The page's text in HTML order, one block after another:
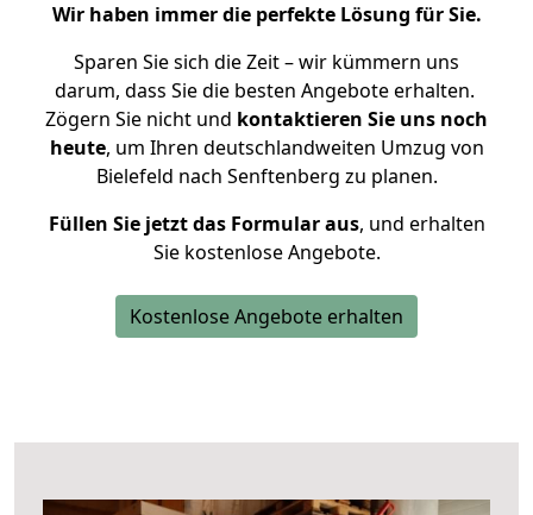
Wir haben immer die perfekte Lösung für Sie.
Sparen Sie sich die Zeit – wir kümmern uns
darum, dass Sie die besten Angebote erhalten.
Zögern Sie nicht und kontaktieren Sie uns noch
heute, um Ihren deutschlandweiten Umzug von
Bielefeld nach Senftenberg zu planen.
Füllen Sie jetzt das Formular aus, und erhalten
Sie kostenlose Angebote.
Kostenlose Angebote erhalten